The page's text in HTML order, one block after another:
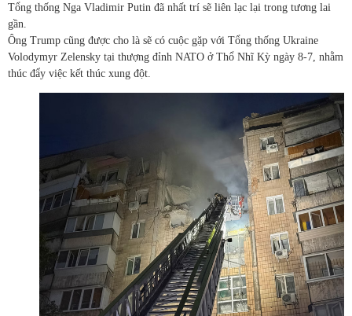
Tổng thống Nga Vladimir Putin đã nhất trí sẽ liên lạc lại trong tương lai
gần.
Ông Trump cũng được cho là sẽ có cuộc gặp với Tổng thống Ukraine
Volodymyr Zelensky tại thượng đỉnh NATO ở Thổ Nhĩ Kỳ ngày 8-7, nhằm
thúc đẩy việc kết thúc xung đột.